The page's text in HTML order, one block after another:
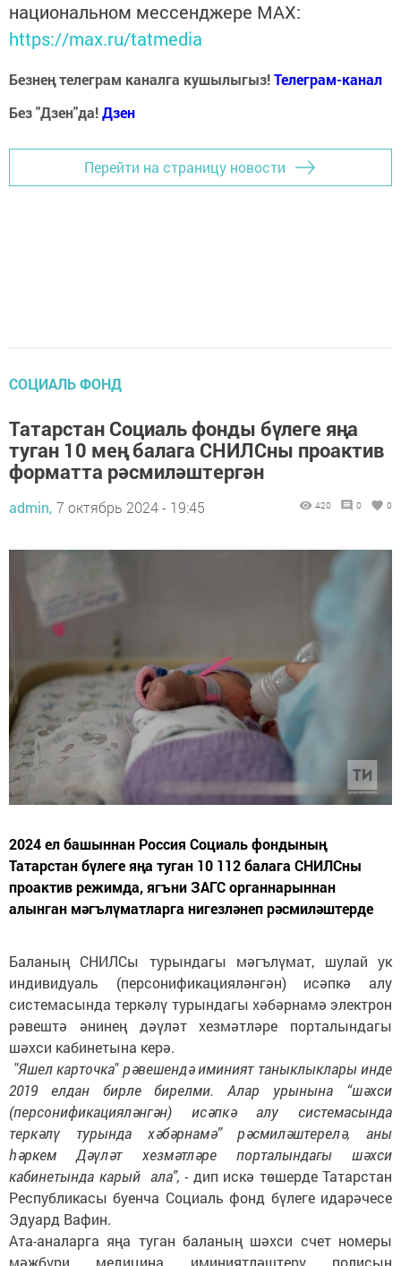
национальном мессенджере MАХ:
https://max.ru/tatmedia
Безнең телеграм каналга кушылыгыз!Телеграм-канал
Без "Дзен"да!Дзен
Перейти на страницу новости
СОЦИАЛЬ ФОНД
Татарстан Социаль фонды бүлеге яңа
туган 10 мең балага СНИЛСны проактив
форматта рәсмиләштергән
admin, 7 октябрь 2024 - 19:45 420 0 0
2024 ел башыннан Россия Социаль фондының
Татарстан бүлеге яңа туган 10 112 балага СНИЛСны
проактив режимда, ягъни ЗАГС органнарыннан
алынган мәгълүматларга нигезләнеп рәсмиләштерде
Баланың СНИЛСы турындагы мәгълүмат, шулай ук
индивидуаль (персонификацияләнгән) исәпкә алу
системасында теркәлү турындагы хәбәрнамә электрон
рәвештә әнинең дәүләт хезмәтләре порталындагы
шәхси кабинетына керә.
"Яшел карточка" рәвешендә иминият таныклыклары инде
2019 елдан бирле бирелми. Алар урынына “шәхси
(персонификацияләнгән) исәпкә алу системасында
теркәлү турында хәбәрнамә” рәсмиләштерелә, аны
һәркем Дәүләт хезмәтләре порталындагы шәхси
кабинетында карый ала”, -дип искә төшерде Татарстан
Республикасы буенча Социаль фонд бүлеге идарәчесе
Эдуард Вафин.
Ата-аналарга яңа туган баланың шәхси счет номеры
мәҗбүри медицина иминиятләштерү полисын